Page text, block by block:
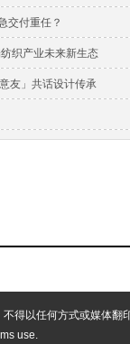
交付重任？
织产业未来新生态
友」共话设计传承
得以任何方式或媒体翻
use.